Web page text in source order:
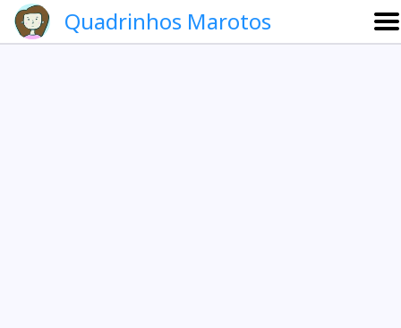
Quadrinhos Marotos